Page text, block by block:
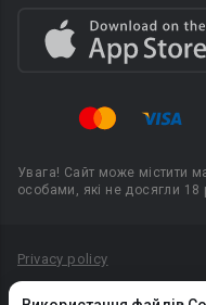
Увага! Сайт може містити
особами, які не досягли 18
Privacy policy